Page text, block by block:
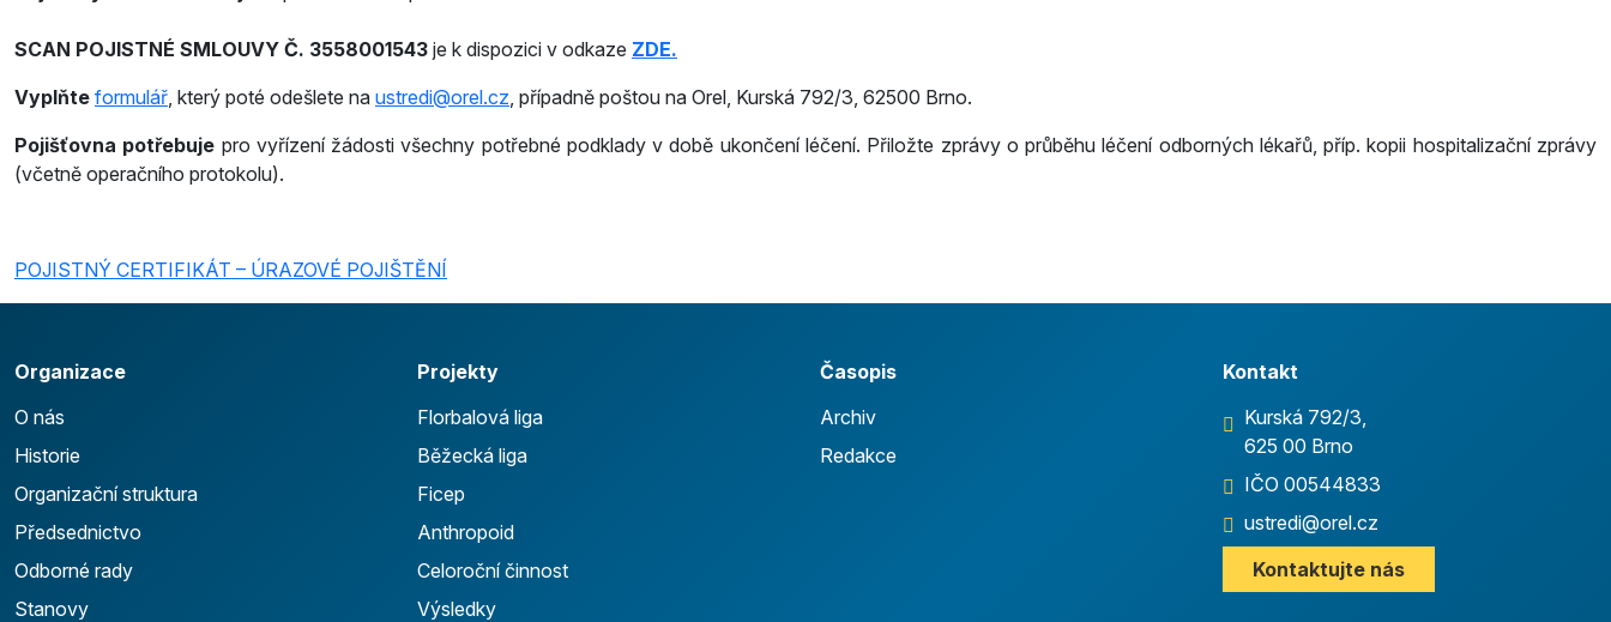
SCAN POJISTNÉ SMLOUVY Č. 3558001543 je k dispozici v odkaze ZDE.
Vyplňte formulář , který poté odešlete na ustredi@orel.cz , případně poštou na Orel, Kurská 792/3, 62500 Brno.
Pojišťovna potřebuje pro vyřízení žádosti všechny potřebné podklady v době ukončení léčení. Přiložte zprávy o průběhu léčení odborných lékařů, příp. kopii hospitalizační zprávy
(včetně operačního protokolu).
POJISTNÝ CERTIFIKÁT – ÚRAZOVÉ POJIŠTĚNÍ
Organizace
O nás
Historie
Organizační struktura
Předsednictvo
Odborné rady
Stanovy
Projekty
Florbalová liga
Běžecká liga
Ficep
Anthropoid
Celoroční činnost
Výsledky
Časopis
Archiv
Redakce
Kontakt
Kurská 792/3,
625 00 Brno
IČO 00544833
ustredi@orel.cz
Kontaktujte nás